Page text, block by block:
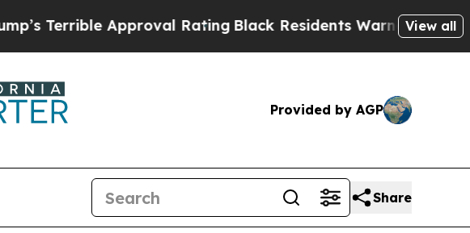
Approval RatingBlack Residents Warned of Abusive Cops
View all
Provided by AGP
Share